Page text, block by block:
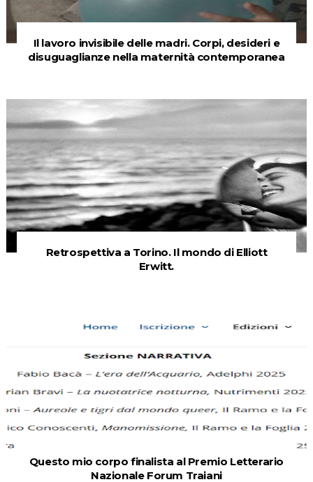
Il lavoro invisibile delle madri. Corpi, desideri e
disuguaglianze nella maternità contemporanea
Retrospettiva a Torino. Il mondo di Elliott
Erwitt.
Questo mio corpo finalista al Premio Letterario
Nazionale Forum Traiani